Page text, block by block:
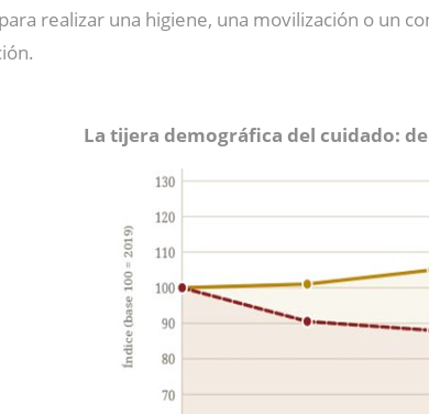
realizar una higiene, una movilización o un
La tijera demográfica del cuidado: